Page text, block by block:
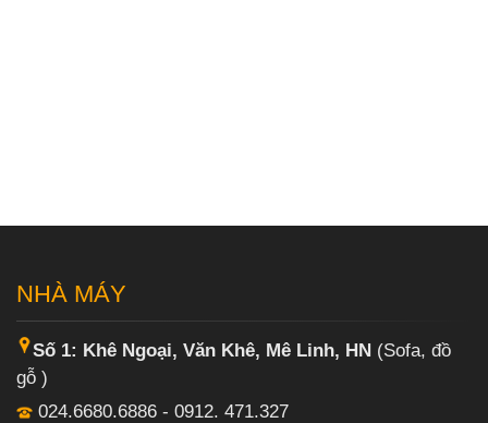
NHÀ MÁY
Số 1: Khê Ngoại, Văn Khê, Mê Linh, HN (Sofa, đồ
gỗ )
024.6680.6886 - 0912. 471.327